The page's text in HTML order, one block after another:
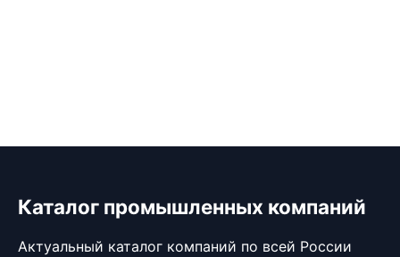
Каталог промышленных компаний
Актуальный каталог компаний по всей России